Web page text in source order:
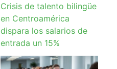
Crisis de talento bilingüe
en Centroamérica
dispara los salarios de
entrada un 15%